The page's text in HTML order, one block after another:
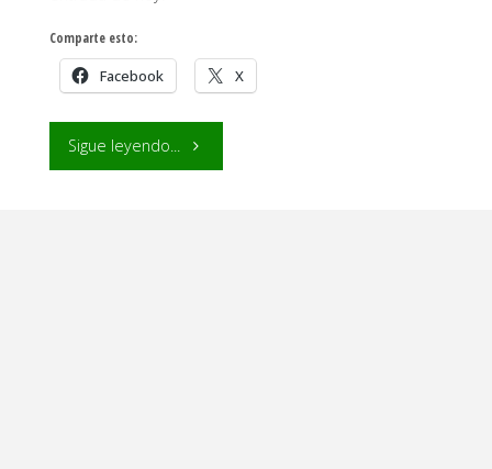
Comparte esto:
Facebook X
Sigue leyendo... "Flores